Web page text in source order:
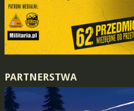
PARTNERSTWA